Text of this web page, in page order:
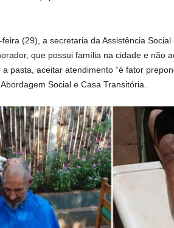
(29), a secretaria da Assistência
que possui família na cidade e não
a pasta, aceitar atendimento “é fator
Social e Casa Transitória.